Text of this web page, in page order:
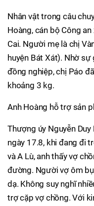
Nhân vật trong câu
Hoàng, cán bộ Công an
Cai. Người mẹ là chị
huyện Bát Xát). Nhờ
đồng nghiệp, chị Páo
khoảng 3 kg.
Anh Hoàng hỗ trợ sản
Thượng úy Nguyễn
ngày 17.8, khi đang đi
và A Lù, anh thấy vợ
đường. Người vợ ôm
dạ. Không suy nghĩ
trợ cặp vợ chồng. Với